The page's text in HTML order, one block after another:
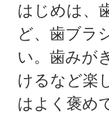
はじめは、
ど、歯ブラ
い。歯みが
けるなど楽
はよく褒め